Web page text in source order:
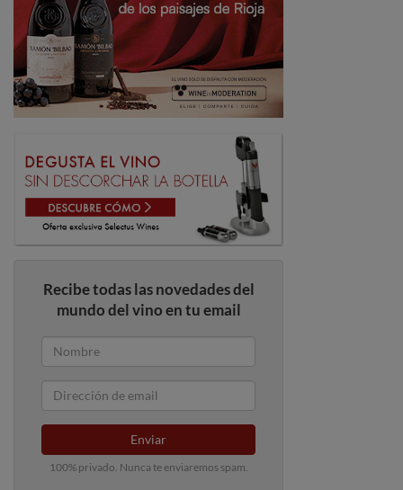
Recibe todas las novedades del
mundo del vino en tu email
Enviar
100% privado. Nunca te enviaremos spam.